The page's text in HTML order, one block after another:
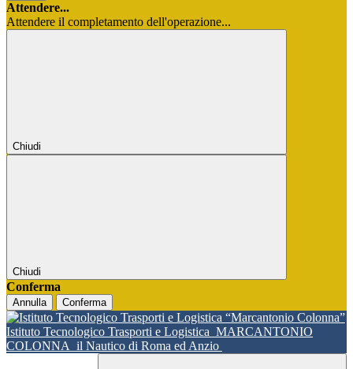
Attendere...
Attendere il completamento dell'operazione...
Chiudi
Chiudi
Conferma
Annulla Conferma
Istituto Tecnologico Trasporti e Logistica MARCANTONIO
COLONNA il Nautico di Roma ed Anzio